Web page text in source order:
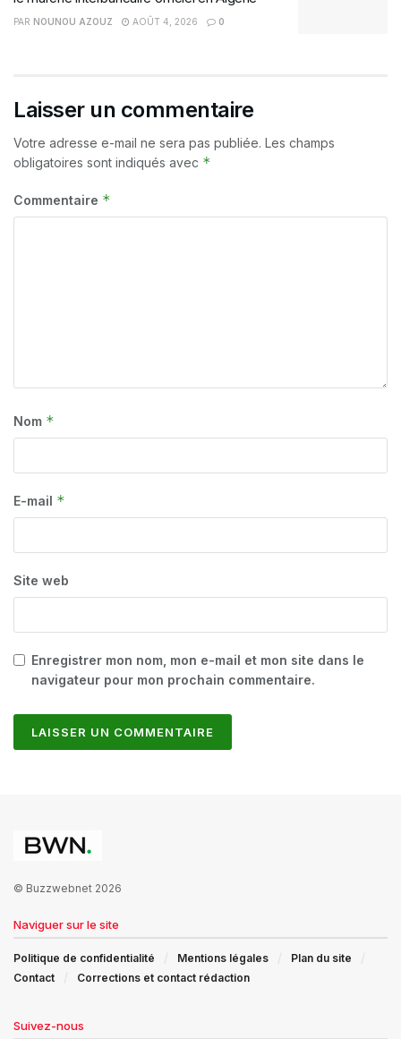
PAR NOUNOU AZOUZ AOÛT 4, 2026 0
Laisser un commentaire
Votre adresse e-mail ne sera pas publiée. Les champs
obligatoires sont indiqués avec *
Commentaire *
Nom *
E-mail *
Site web
Enregistrer mon nom, mon e-mail et mon site dans le
navigateur pour mon prochain commentaire.
© Buzzwebnet 2026
Naviguer sur le site
Politique de confidentialité Mentions légales
Plan du site
Contact
Corrections et contact rédaction
Suivez-nous